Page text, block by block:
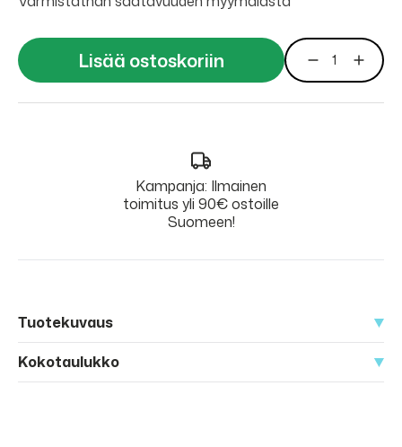
Lisää ostoskoriin
Kampanja: Ilmainen
toimitus yli 90€ ostoille
Suomeen!
Tuotekuvaus
Kokotaulukko